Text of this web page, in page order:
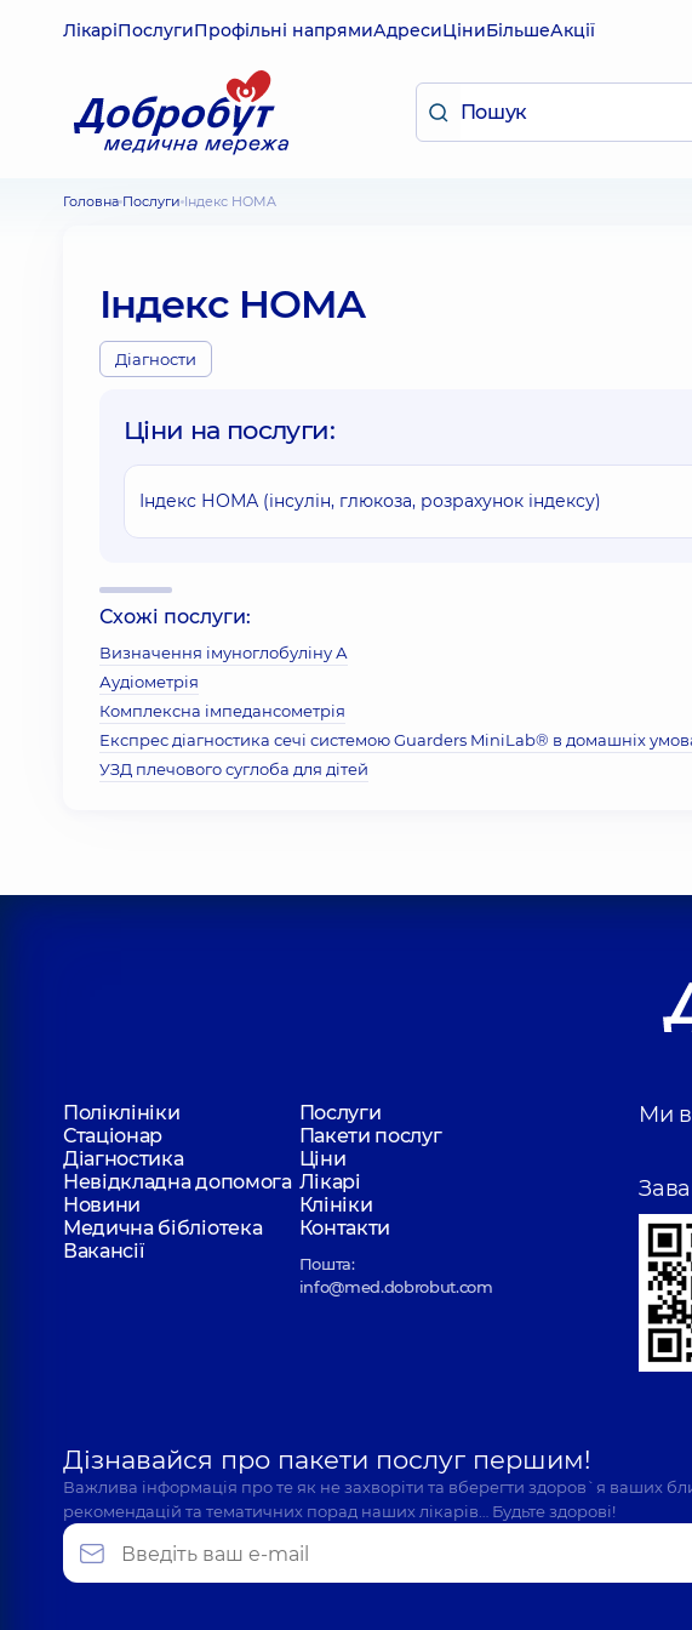
ЛікаріПослугиПрофільні напрямиАдресиЦіниБільшеАкції
Головна Послуги Індекс HOMA
Індекс HOMA
Діагности
Ціни на послуги:
Індекс НОМА (інсулін, глюкоза, розрахунок індексу)
Схожі послуги:
Визначення імуноглобуліну А
Аудіометрія
Комплексна імпедансометрія
Експрес діагностика сечі системою Guarders MiniLab® в домашніх
УЗД плечового суглоба для дітей
Поліклініки
Послуги
Стаціонар
Пакети послуг
Діагностика
Ціни
Невідкладна допомога Лікарі
Новини
Клініки
Медична бібліотека
Контакти
Вакансії
Пошта:
info@med.dobrobut.com
Ми
Дізнавайся про пакети послуг першим!
Важлива інформація про те як не захворіти та вберегти здоров`я ваших
рекомендацій та тематичних порад наших лікарів… Будьте здорові!